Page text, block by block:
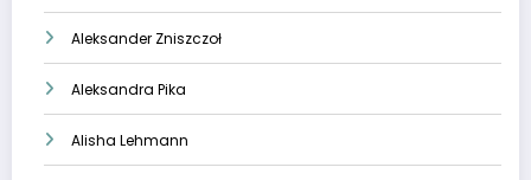
Aleksander Zniszczoł
Aleksandra Pika
Alisha Lehmann